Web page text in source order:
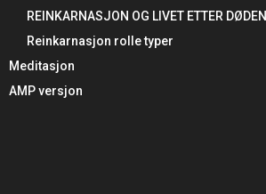
REINKARNASJON OG LIVET ETTER DØDEN
Reinkarnasjon rolle typer
Meditasjon
AMP versjon